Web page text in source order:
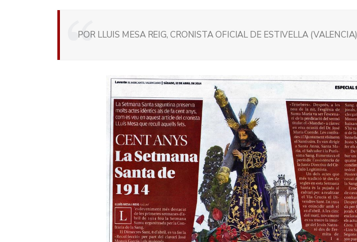
POR LLUIS MESA REIG, CRONISTA OFICIAL DE ESTIVELLA (VALENCIA)